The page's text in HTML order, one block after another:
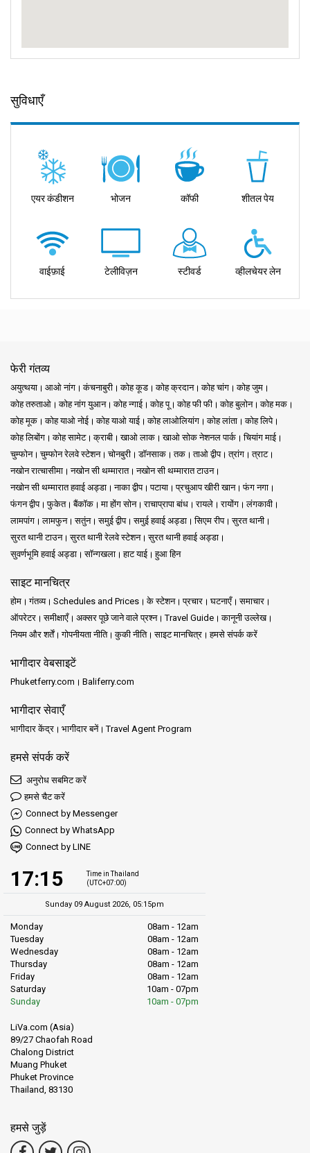
सुविधाएँ
एयर कंडीशन भोजन कॉफी शीतल पेय
वाईफ़ाई टेलीविज़न स्टीवर्ड व्हीलचेयर लेन
फेरी गंतव्य
अयुत्थया आओ नांग कंचनाबुरी कोह कूड कोह क्रदान कोह चांग
कोह जुम
कोह तरुताओ
कोह नांग युआन कोह न्गाई कोह पू कोह फी फी कोह बुलोन
कोह मक
कोह मूक
कोह याओ नोई कोह याओ याई कोह लाओलियांग कोह लांता
कोह लिपे
कोह लिबोंग
कोह सामेट क्राबी खाओ लाक खाओ सोक नेशनल पार्क
चियांग माई
चुम्फोन
चुम्फोन रेलवे स्टेशन चोनबुरी डॉनसाक तक ताओ द्वीप त्रांग
त्राट
नखोन रात्चासीमा
नखोन सी थम्मारात
नखोन सी थम्मारात टाउन
नखोन सी थम्मारात हवाई अड्डा
नाका द्वीप पटाया प्रचुआप खीरी खान
फंग नगा
फंगन द्वीप
फुकेत बैंकॉक मा होंग सोन राचाप्रापा बांध रायले रायोंग
लंगकावी
लामपांग
लामफुन सतुंन समुई द्वीप समुई हवाई अड्डा सिएम रीप
सुरत थानी
सुरत थानी टाउन
सुरत थानी रेलवे स्टेशन
सुरत थानी हवाई अड्डा
सुवर्णभूमि हवाई अड्डा
सॉन्गखला हाट याई हुआ हिन
साइट मानचित्र
होम गंतव्य Schedules and Prices के स्टेशन प्रचार घटनाएँ
समाचार
ऑपरेटर
समीक्षाएँ अक्सर पूछे जाने वाले प्रश्न Travel Guide
कानूनी उल्लेख
नियम और शर्तें
गोपनीयता नीति कुकी नीति साइट मानचित्र हमसे संपर्क करें
भागीदार वेबसाइटें
Phuketferry.com Baliferry.com
भागीदार सेवाएँ
भागीदार केंद्र भागीदार बनें Travel Agent Program
हमसे संपर्क करें
अनुरोध सबमिट करें
हमसे चैट करें
Connect by Messenger
Connect by WhatsApp
Connect by LINE
17:15
Time in Thailand
(UTC+07:00)
Sunday 09 August 2026, 05:15pm
Monday
08am - 12am
Tuesday
08am - 12am
Wednesday
08am - 12am
Thursday
08am - 12am
Friday
08am - 12am
Saturday
10am - 07pm
Sunday
10am - 07pm
LiVa.com (Asia)
89/27 Chaofah Road
Chalong District
Muang Phuket
Phuket Province
Thailand, 83130
हमसे जुड़ें